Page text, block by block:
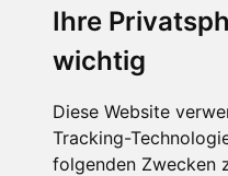
Ihre
wichtig
Diese Website
Tracking-
folgenden Zwecken
Empfänger dieser
werden dürfen.